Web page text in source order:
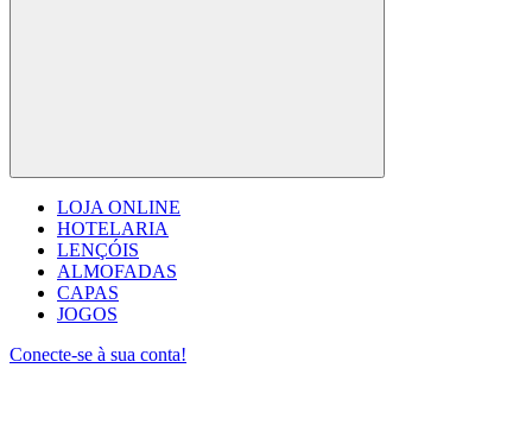
LOJA ONLINE
HOTELARIA
LENÇÓIS
ALMOFADAS
CAPAS
JOGOS
Conecte-se à sua conta!